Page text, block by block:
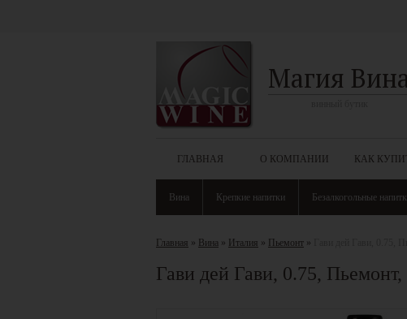
Магия
ГЛАВНАЯ О КОМПАНИИ КАК
Вина Крепкие напитки Безалкогольные
Главная » Вина » Италия » Пьемонт »
Гави дей Гави, 0.75,